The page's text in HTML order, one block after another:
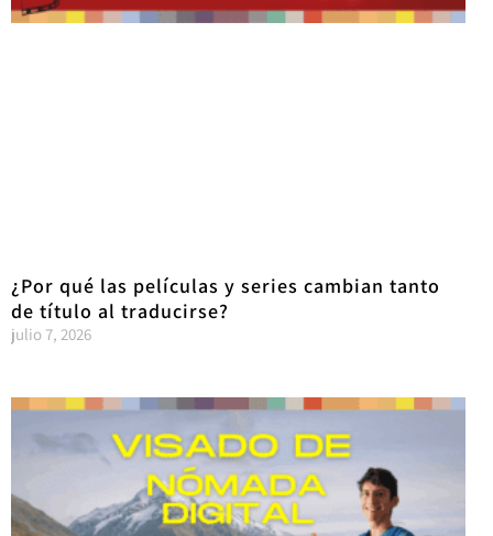
¿Por qué las películas y series cambian tanto
de título al traducirse?
julio 7, 2026